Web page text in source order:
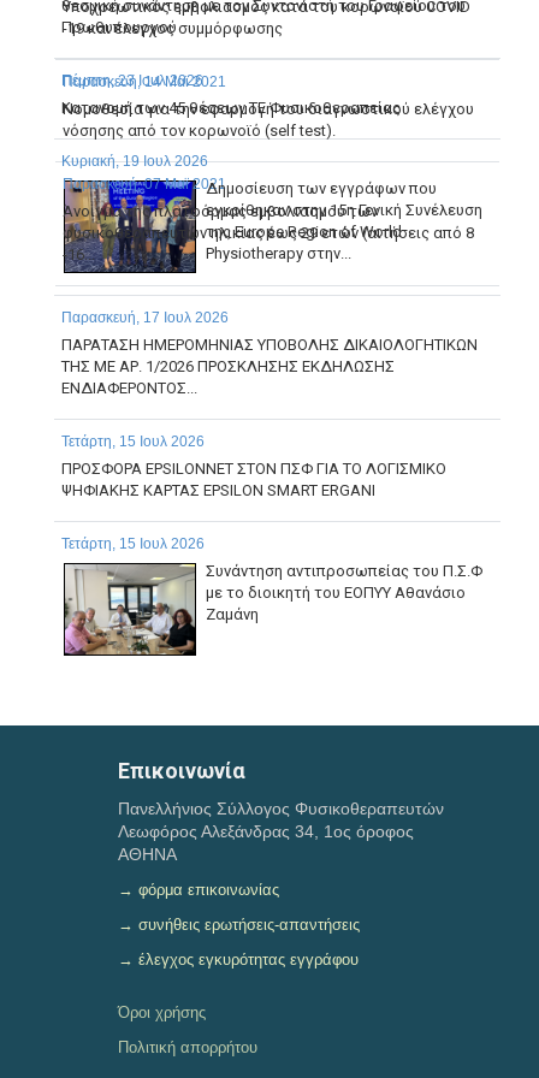
Υποχρεωτικός εμβολιασμός κατά του κορωνοϊού COVID
-19 και έλεγχος συμμόρφωσης
Παρασκευή, 14 Μαϊ 2021
Νομοθεσία για την εφαρμογή του διαγνωστικού ελέγχου
νόσησης από τον κορωνοϊό (self test).
Παρασκευή, 07 Μαϊ 2021
Άνοιγμα της πλατφόρμας εμβολιασμού των
φυσικοθεραπευτών ηλικίας έως 29 ετών (αιτήσεις από 8
-16...
θεσμική συνάντηση με τον Συντονιστή του Γραφείου του
Πρωθυπουργού
Πέμπτη, 23 Ιουλ 2026
Κατανομή των 45 θέσεων ΤΕ Φυσικοθεραπείας
Κυριακή, 19 Ιουλ 2026
Δημοσίευση των εγγράφων που
εγκρίθηκαν στην 15η Γενική Συνέλευση
της Europe Region of World
Physiotherapy στην...
Παρασκευή, 17 Ιουλ 2026
ΠΑΡΑΤΑΣΗ ΗΜΕΡΟΜΗΝΙΑΣ ΥΠΟΒΟΛΗΣ ΔΙΚΑΙΟΛΟΓΗΤΙΚΩΝ
ΤΗΣ ΜΕ ΑΡ. 1/2026 ΠΡΟΣΚΛΗΣΗΣ ΕΚΔΗΛΩΣΗΣ
ΕΝΔΙΑΦΕΡΟΝΤΟΣ...
Τετάρτη, 15 Ιουλ 2026
ΠΡΟΣΦΟΡΑ EPSILONNET ΣΤΟΝ ΠΣΦ ΓΙΑ ΤΟ ΛΟΓΙΣΜΙΚΟ
ΨΗΦΙΑΚΗΣ ΚΑΡΤΑΣ EPSILON SMART ERGANI
Τετάρτη, 15 Ιουλ 2026
Συνάντηση αντιπροσωπείας του Π.Σ.Φ
με το διοικητή του ΕΟΠΥΥ Αθανάσιο
Ζαμάνη
Απάντηση του ΕΟΠΥΥ, σε ερώτημα σχετικό με τα πιστωτικά
Κυριακή, 12 Ιουλ 2026
Η ΑΑΔΕ ανακοίνωσε παράταση υποβολής δηλώσεων
φορολογίας εισοδήματος μέχρι τα μεσάνυχτα της...
Επικοινωνία
Πανελλήνιος Σύλλογος Φυσικοθεραπευτών
Λεωφόρος Αλεξάνδρας 34, 1ος όροφος
ΑΘΗΝΑ
→ φόρμα επικοινωνίας
→ συνήθεις ερωτήσεις-απαντήσεις
→ έλεγχος εγκυρότητας εγγράφου
Όροι χρήσης
Πολιτική απορρήτου